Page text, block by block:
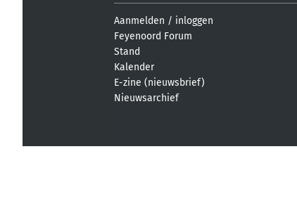
Aanmelden / inloggen
Feyenoord Forum
Stand
Kalender
E-zine (nieuwsbrief)
Nieuwsarchief